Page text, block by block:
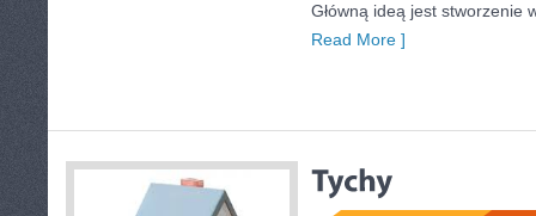
Główną ideą jest stworzenie
Read More ]